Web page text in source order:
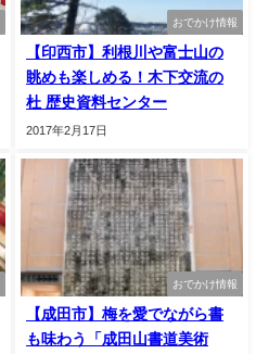
おでかけ情報
【印西市】利根川や富士山の
眺めも楽しめる！木下交流の
杜 歴史資料センター
2017年2月17日
おでかけ情報
【成田市】梅を愛でながら書
も味わう「成田山書道美術